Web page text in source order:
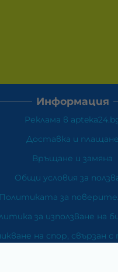
Информация
Реклама в
Доставка и плащане
Връщане и замяна
Общи условия за
Политиката за
за използване на
на спор, свързан с